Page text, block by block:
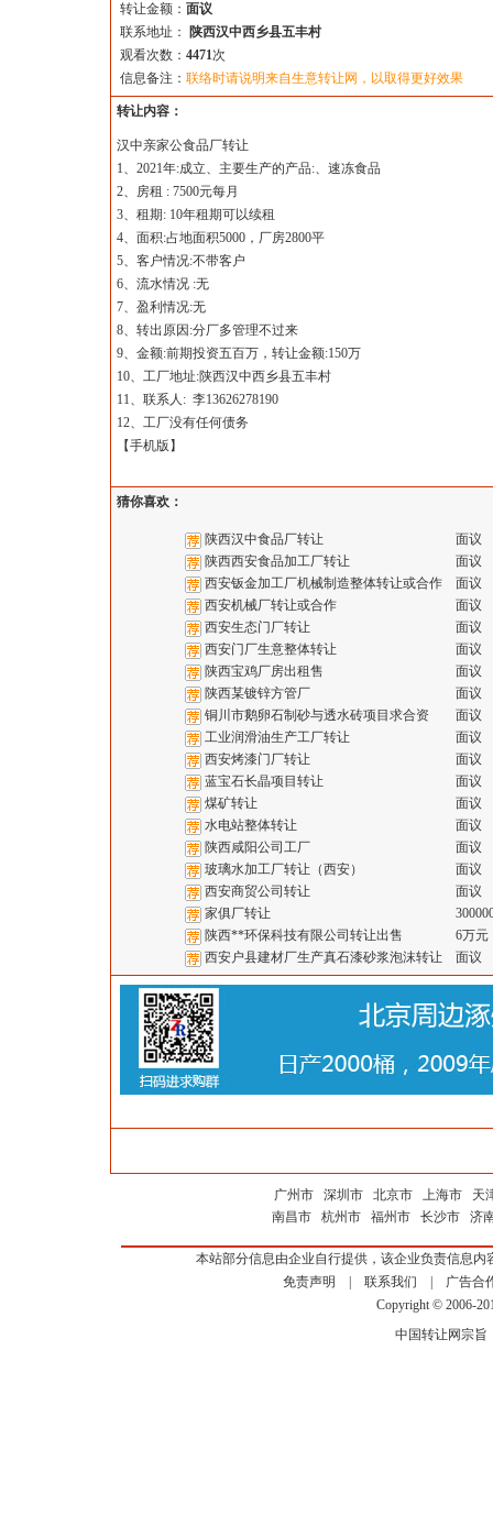
转让金额： 面议
联系地址：
陕西汉中西乡县五丰村
观看次数： 4471次
信息备注： 联络时请说明来自生意转让网，以取得更好效果
转让内容：
汉中亲家公食品厂转让
1、2021年:成立、主要生产的产品:、速冻食品
2、房租 : 7500元每月
3、租期: 10年租期可以续租
4、面积:占地面积5000，厂房2800平
5、客户情况:不带客户
6、流水情况 :无
7、盈利情况:无
8、转出原因:分厂多管理不过来
9、金额:前期投资五百万，转让金额:150万
10、工厂地址:陕西汉中西乡县五丰村
11、联系人: 李13626278190
12、工厂没有任何债务
【手机版 】
猜你喜欢：
陕西汉中食品厂转让
面议
陕西西安食品加工厂转让
面议
西安钣金加工厂机械制造整体转让或合作
面议
西安机械厂转让或合作
面议
西安生态门厂转让
面议
西安门厂生意整体转让
面议
陕西宝鸡厂房出租售
面议
陕西某镀锌方管厂
面议
铜川市鹅卵石制砂与透水砖项目求合资
面议
工业润滑油生产工厂转让
面议
西安烤漆门厂转让
面议
蓝宝石长晶项目转让
面议
煤矿转让
面议
水电站整体转让
面议
陕西咸阳公司工厂
面议
玻璃水加工厂转让（西安）
面议
西安商贸公司转让
面议
家俱厂转让
陕西**环保科技有限公司转让出售
6万元
西安户县建材厂生产真石漆砂浆泡沫转让
面议
广州市 深圳市 北京市 上海市
天
南昌市
杭州市 福州市 长沙市 济
本站部分信息由企业自行提供，该企业负责信息
免责声明
联系我们
广告合
Copyright © 2006-
中国转让网宗旨